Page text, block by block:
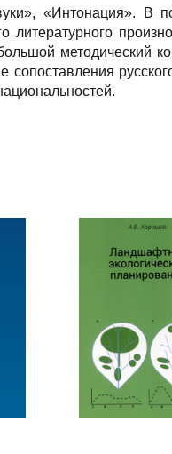
«Интонация».
литературного
методический
сопоставления